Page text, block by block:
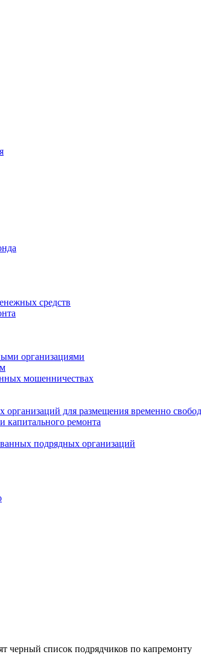
средств
организациями
мошенничествах
для размещения временно
капитального ремонта
подрядных организаций
черный список подрядчиков по капремонту